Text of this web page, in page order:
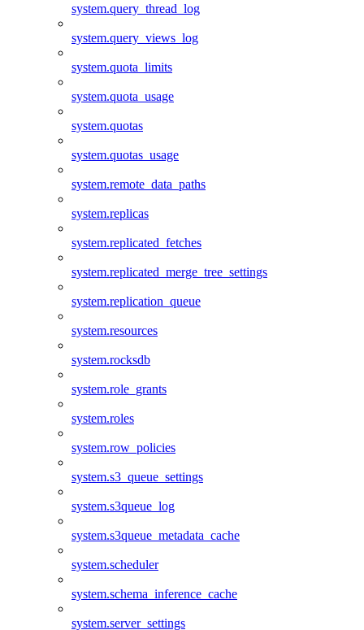
system.query_thread_log
system.query_views_log
system.quota_limits
system.quota_usage
system.quotas
system.quotas_usage
system.remote_data_paths
system.replicas
system.replicated_fetches
system.replicated_merge_tree_settings
system.replication_queue
system.resources
system.rocksdb
system.role_grants
system.roles
system.row_policies
system.s3_queue_settings
system.s3queue_log
system.s3queue_metadata_cache
system.scheduler
system.schema_inference_cache
system.server_settings